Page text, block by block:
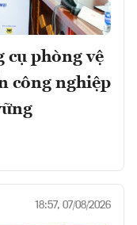
cụ phòng vệ
công nghiệp
18:57, 07/08/2026